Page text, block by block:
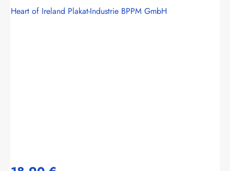
Heart of Ireland Plakat-Industrie BPPM GmbH